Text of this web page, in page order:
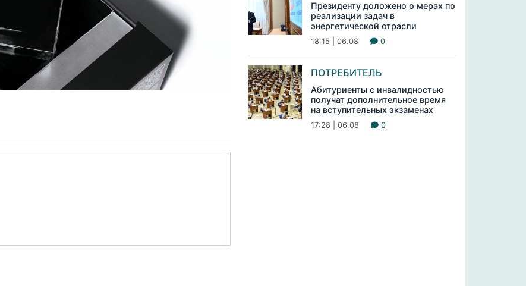
Президенту доложено о мерах по
реализации задач в
энергетической отрасли
18:15 | 06.08 0
ПОТРЕБИТЕЛЬ
Абитуриенты с инвалидностью
получат дополнительное время
на вступительных экзаменах
17:28 | 06.08 0